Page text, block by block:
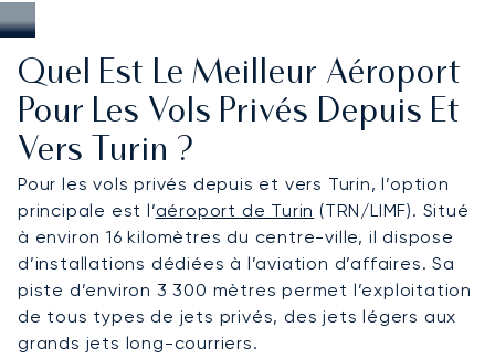
Quel Est Le Meilleur Aéroport
Pour Les Vols Privés Depuis Et
Vers Turin ?
Pour les vols privés depuis et vers Turin, l’option
principale est l’aéroport de Turin (TRN/LIMF). Situé
à environ 16 kilomètres du centre-ville, il dispose
d’installations dédiées à l’aviation d’affaires. Sa
piste d’environ 3 300 mètres permet l’exploitation
de tous types de jets privés, des jets légers aux
grands jets long-courriers.